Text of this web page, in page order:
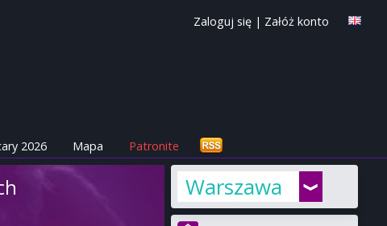
Zaloguj się | Załóż konto
2026 Mapa Patronite
Warszawa